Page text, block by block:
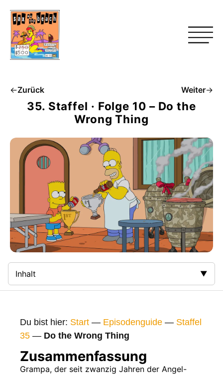
←Zurück Weiter→
35. Staffel · Folge 10 – Do the
Wrong Thing
Inhalt
Zusammenfassung
Gags
Gaststars
Fakten
Du bist hier: Start — Episodenguide — Staffel
35 — Do the Wrong Thing
Zusammenfassung
Grampa, der seit zwanzig Jahren der Angel-